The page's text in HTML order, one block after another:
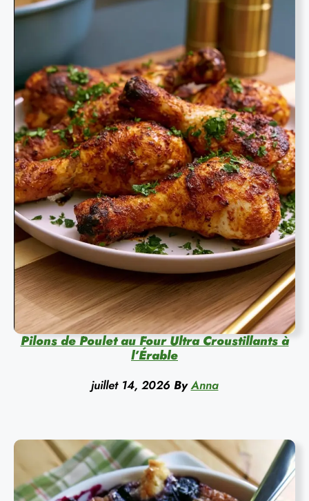
Pilons de Poulet au Four Ultra Croustillants à
l’Érable
juillet 14, 2026 By Anna